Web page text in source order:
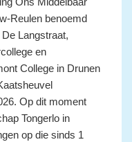
Reulen benoemd
Langstraat,
en
College in Drunen
Op dit moment
Tongerlo in
op die sinds 1